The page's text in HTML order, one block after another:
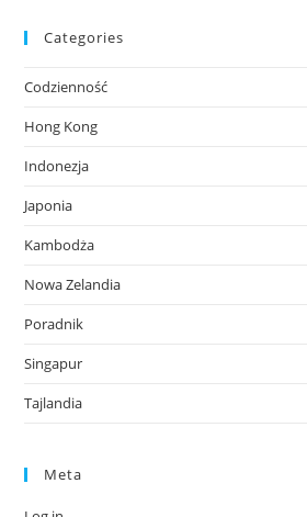
Categories
Codzienność
Hong Kong
Indonezja
Japonia
Kambodża
Nowa Zelandia
Poradnik
Singapur
Tajlandia
Meta